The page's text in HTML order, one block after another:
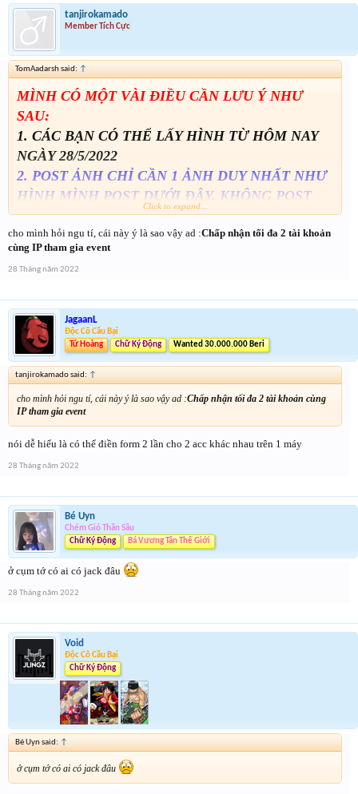
tanjirokamado
Member Tích Cực
TomAadarsh said: ↑
MÌNH CÓ MỘT VÀI ĐIỀU CẦN LƯU Ý NHƯ
SAU:
1. CÁC BẠN CÓ THỂ LẤY HÌNH TỪ HÔM NAY
NGÀY 28/5/2022
2. POST ẢNH CHỈ CẦN 1 ẢNH DUY NHẤT NHƯ
HÌNH MÌNH POST DƯỚI ĐÂY, KHÔNG POST
ẢNH THÔNG TIN TÀI KHOẢN VÌ MÌNH KO
YÊU CẦU.
3. NẾU BẠN SỬ DỤNG PHOTOSHOP GHÉP
ẢNH MÌNH CHECK MÀ PHÁT HIỆN SẼ LOẠI.
4. SAU KHI POST ẢNH MỚI ĐƯỢC ĐIỀN FROM
THÔNG TIN
5. HÌNH MẪU
Click to expand...
cho mình hỏi ngu tí, cái này ý là sao vậy ad :Chấp nhận tối đa 2 tài khoản
cùng IP tham gia event
28 Tháng năm 2022
JagaanL
Độc Cô Cầu Bại
Tứ Hoàng
Chữ Ký Động Wanted 30.000.000 Beri
tanjirokamado said: ↑
cho mình hỏi ngu tí, cái này ý là sao vậy ad :Chấp nhận tối đa 2 tài khoản cùng
IP tham gia event
nói dễ hiểu là có thể điền form 2 lần cho 2 acc khác nhau trên 1 máy
28 Tháng năm 2022
Bé Uyn
Chém Gió Thần Sầu
Chữ Ký Động
Bá Vương Tân Thế Giới
ở cụm tớ có ai có jack đâu
28 Tháng năm 2022
Void
Độc Cô Cầu Bại
Chữ Ký Động
Bé Uyn said: ↑
ở cụm tớ có ai có jack đâu